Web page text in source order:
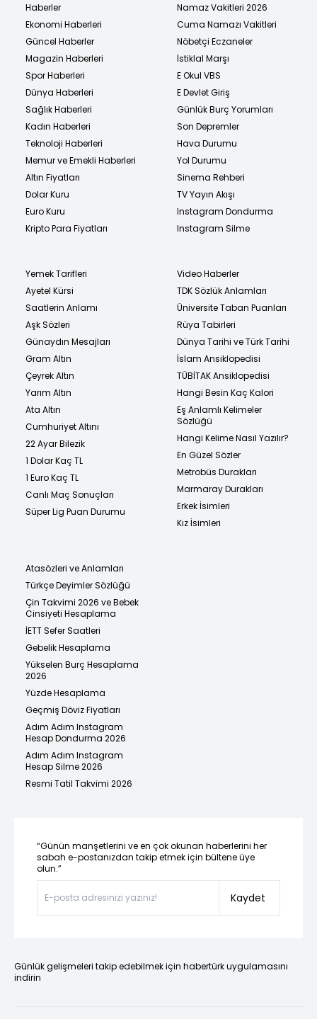
Haberler
Ekonomi Haberleri
Güncel Haberler
Magazin Haberleri
Spor Haberleri
Dünya Haberleri
Sağlık Haberleri
Kadın Haberleri
Teknoloji Haberleri
Memur ve Emekli Haberleri
Altın Fiyatları
Dolar Kuru
Euro Kuru
Kripto Para Fiyatları
Namaz Vakitleri 2026
Cuma Namazı Vakitleri
Nöbetçi Eczaneler
İstiklal Marşı
E Okul VBS
E Devlet Giriş
Günlük Burç Yorumları
Son Depremler
Hava Durumu
Yol Durumu
Sinema Rehberi
TV Yayın Akışı
Instagram Dondurma
Instagram Silme
Yemek Tarifleri
Ayetel Kürsi
Saatlerin Anlamı
Aşk Sözleri
Günaydın Mesajları
Gram Altın
Çeyrek Altın
Yarım Altın
Ata Altın
Cumhuriyet Altını
22 Ayar Bilezik
1 Dolar Kaç TL
1 Euro Kaç TL
Canlı Maç Sonuçları
Süper Lig Puan Durumu
Video Haberler
TDK Sözlük Anlamları
Üniversite Taban Puanları
Rüya Tabirleri
Dünya Tarihi ve Türk Tarihi
İslam Ansiklopedisi
TÜBİTAK Ansiklopedisi
Hangi Besin Kaç Kalori
Eş Anlamlı Kelimeler
Sözlüğü
Hangi Kelime Nasıl Yazılır?
En Güzel Sözler
Metrobüs Durakları
Marmaray Durakları
Erkek İsimleri
Kız İsimleri
Atasözleri ve Anlamları
Türkçe Deyimler Sözlüğü
Çin Takvimi 2026 ve Bebek
Cinsiyeti Hesaplama
İETT Sefer Saatleri
Gebelik Hesaplama
Yükselen Burç Hesaplama
2026
Yüzde Hesaplama
Geçmiş Döviz Fiyatları
Adım Adım Instagram
Hesap Dondurma 2026
Adım Adım Instagram
Hesap Silme 2026
Resmi Tatil Takvimi 2026
“Günün manşetlerini ve en çok okunan haberlerini her
sabah e-postanızdan takip etmek için bültene üye
olun.”
Kaydet
Günlük gelişmeleri takip edebilmek için habertürk uygulamasını
indirin